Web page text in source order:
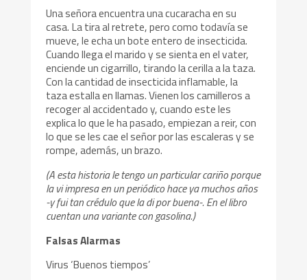
Una señora encuentra una cucaracha en su
casa. La tira al retrete, pero como todavía se
mueve, le echa un bote entero de insecticida.
Cuando llega el marido y se sienta en el vater,
enciende un cigarrillo, tirando la cerilla a la taza.
Con la cantidad de insecticida inflamable, la
taza estalla en llamas. Vienen los camilleros a
recoger al accidentado y, cuando este les
explica lo que le ha pasado, empiezan a reir, con
lo que se les cae el señor por las escaleras y se
rompe, además, un brazo.
(A esta historia le tengo un particular cariño porque
la vi impresa en un periódico hace ya muchos años
-y fui tan crédulo que la di por buena-. En el libro
cuentan una variante con gasolina.)
Falsas Alarmas
Virus ‘Buenos tiempos’